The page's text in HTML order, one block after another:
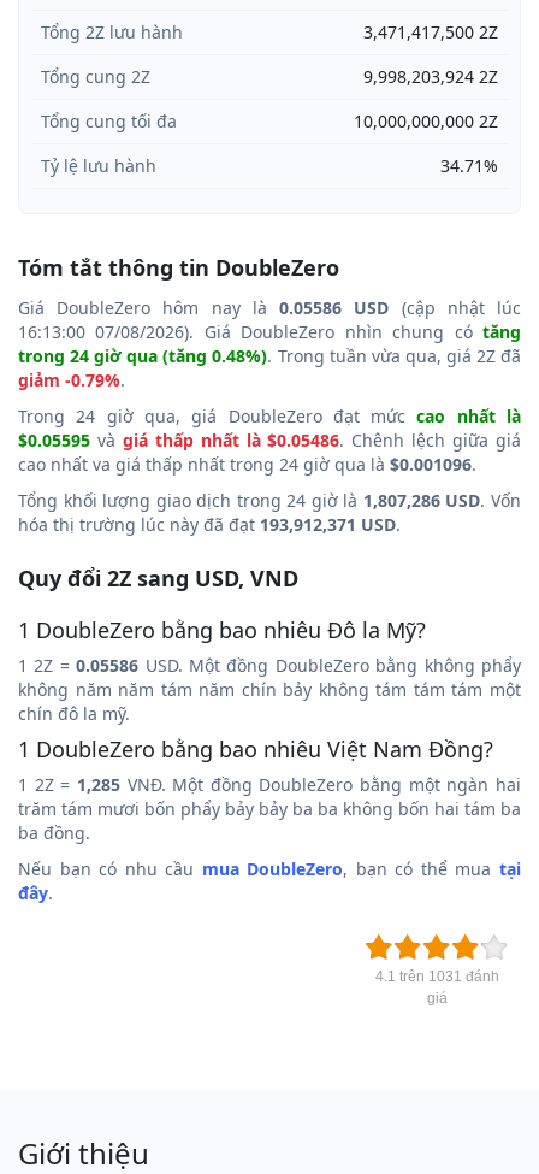
Tổng 2Z lưu hành
3,471,417,500 2Z
Tổng cung 2Z
9,998,203,924 2Z
Tổng cung tối đa
10,000,000,000 2Z
Tỷ lệ lưu hành
34.71%
Tóm tắt thông tin DoubleZero
Giá DoubleZero hôm nay là0.05586 USD (cập nhật lúc
16:13:00 07/08/2026). Giá DoubleZero nhìn chung có tăng
trong 24 giờ qua (tăng 0.48%). Trong tuần vừa qua, giá 2Z đã
giảm -0.79%.
Trong 24 giờ qua, giá DoubleZero đạt mứccao nhất là
$0.05595 và giá thấp nhất là $0.05486. Chênh lệch giữa giá
cao nhất va giá thấp nhất trong 24 giờ qua là $0.001096.
Tổng khối lượng giao dịch trong 24 giờ là 1,807,286 USD. Vốn
hóa thị trường lúc này đã đạt 193,912,371 USD.
Quy đổi 2Z sang USD, VND
1 DoubleZero bằng bao nhiêu Đô la Mỹ?
1 2Z =0.05586 USD. Một đồng DoubleZero bằng không phẩy
không năm năm tám năm chín bảy không tám tám tám một
chín đô la mỹ.
1 DoubleZero bằng bao nhiêu Việt Nam Đồng?
1 2Z = 1,285VNĐ. Một đồng DoubleZero bằng một ngàn hai
trăm tám mươi bốn phẩy bảy bảy ba ba không bốn hai tám ba
ba đồng.
Nếu bạn có nhu cầu mua DoubleZero, bạn có thể muatại
đây.
4.1 trên 1031 đánh
giá
Giới thiệu